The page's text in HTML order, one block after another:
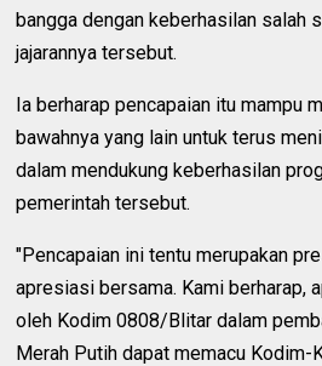
bangga dengan keberhasilan salah
jajarannya tersebut.
Ia berharap pencapaian itu mampu
bawahnya yang lain untuk terus
dalam mendukung keberhasilan
pemerintah tersebut.
"Pencapaian ini tentu merupakan
apresiasi bersama. Kami berharap,
oleh Kodim 0808/Blitar dalam
Merah Putih dapat memacu Kodim-